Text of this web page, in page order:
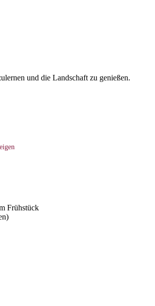
und die Landschaft zu genießen.
Frühstück